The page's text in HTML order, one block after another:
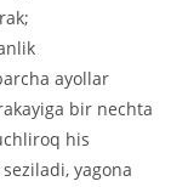
ayollar
bir nechta
his
yagona